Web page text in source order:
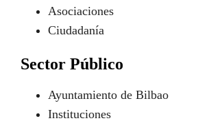
Asociaciones
Ciudadanía
Sector Público
Ayuntamiento de Bilbao
Instituciones